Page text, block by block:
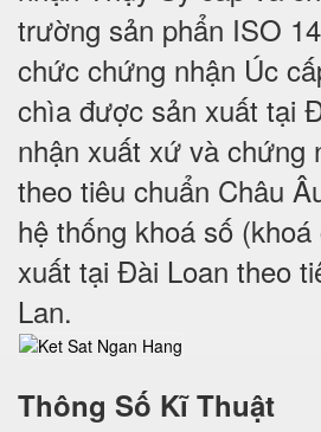
trường sản phẩn ISO
chức chứng nhận Úc
chìa được sản xuất tại
nhận xuất xứ và chứng
theo tiêu chuẩn Châu
hệ thống khoá số
xuất tại Đài Loan theo
Lan.
Thông Số Kĩ Thuật